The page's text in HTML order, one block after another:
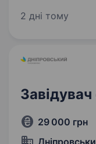
Асортимент
2 дні тому
29 000 грн